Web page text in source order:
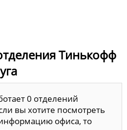
Тинькофф
0 отделений
вы хотите посмотреть
офиса, то